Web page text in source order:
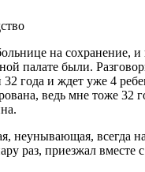
на сохранение, и
палате были.
года и ждет уже 4
ведь мне тоже 32
неунывающая, всегда
раз, приезжал вместе